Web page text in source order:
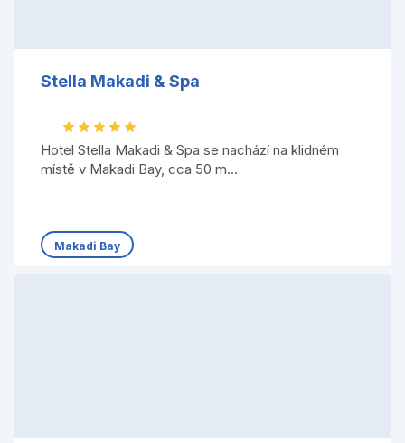
Stella Makadi & Spa
Hotel Stella Makadi & Spa se nachází na klidném
místě v Makadi Bay, cca 50 m...
Makadi Bay